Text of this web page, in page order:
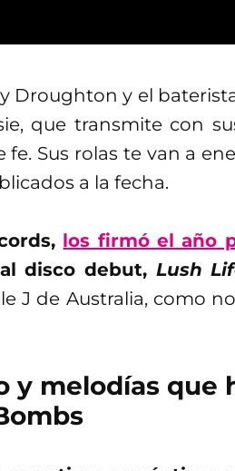
Droughton y el
que transmite con
Sus rolas te van a
a la fecha.
los firmó el año
disco debut, Lush
J de Australia, como
y melodías que